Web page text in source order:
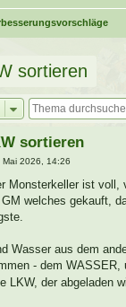
sortieren
sortieren
Mai 2026, 14:26
Monsterkeller ist
welches gekauft,
Wasser aus dem
- dem
LKW, der abgeladen